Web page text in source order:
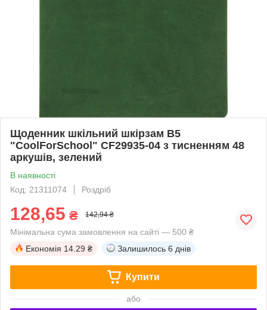
Щоденник шкільний шкірзам B5
"CoolForSchool" CF29935-04 з тисненням 48
аркушів, зелений
В наявності
Код: 21311074
Роздріб
128,65 ₴ 142,94 ₴
Мінімальна сума замовлення на сайті — 500 ₴
Економія 14.29 ₴ Залишилось 6 днів
Купити
або